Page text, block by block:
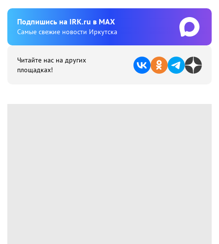
Подпишиcь на IRK.ru в MAX
Cамые свежие новости Иркутска
Читайте нас на других
площадках!